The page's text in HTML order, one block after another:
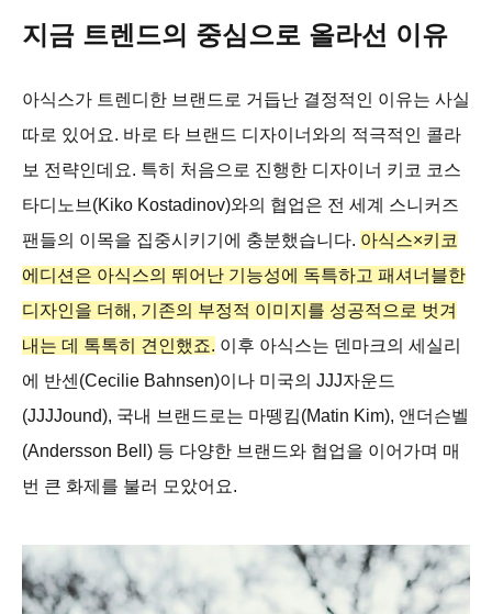
지금 트렌드의 중심으로 올라선 이유
아식스가 트렌디한 브랜드로 거듭난 결정적인 이유는 사실
따로 있어요. 바로 타 브랜드 디자이너와의 적극적인 콜라
보 전략인데요. 특히 처음으로 진행한 디자이너 키코 코스
타디노브(Kiko Kostadinov)와의 협업은 전 세계 스니커즈
팬들의 이목을 집중시키기에 충분했습니다. 아식스×키코
에디션은 아식스의 뛰어난 기능성에 독특하고 패셔너블한
디자인을 더해, 기존의 부정적 이미지를 성공적으로 벗겨
내는 데 톡톡히 견인했죠. 이후 아식스는 덴마크의 세실리
에 반센(Cecilie Bahnsen)이나 미국의 JJJ자운드
(JJJJound), 국내 브랜드로는 마뗑킴(Matin Kim), 앤더슨벨
(Andersson Bell) 등 다양한 브랜드와 협업을 이어가며 매
번 큰 화제를 불러 모았어요.